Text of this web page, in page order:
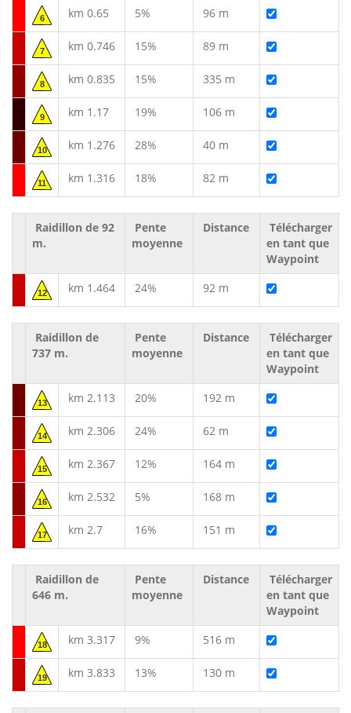
6 km 0.65 5% 96 m
7 km 0.746 15% 89 m
8 km 0.835 15% 335 m
9 km 1.17 19% 106 m
10 km 1.276 28% 40 m
11 km 1.316 18% 82 m
Raidillon de 92
m.
Pente
moyenne
Distance
Télécharger
en tant que
Waypoint
12 km 1.464 24% 92 m
Raidillon de
737 m.
Pente
moyenne
Distance
Télécharger
en tant que
Waypoint
13 km 2.113 20% 192 m
14 km 2.306 24% 62 m
15 km 2.367 12% 164 m
16 km 2.532 5% 168 m
17 km 2.7 16% 151 m
Raidillon de
646 m.
Pente
moyenne
Distance
Télécharger
en tant que
Waypoint
18 km 3.317 9% 516 m
19 km 3.833 13% 130 m